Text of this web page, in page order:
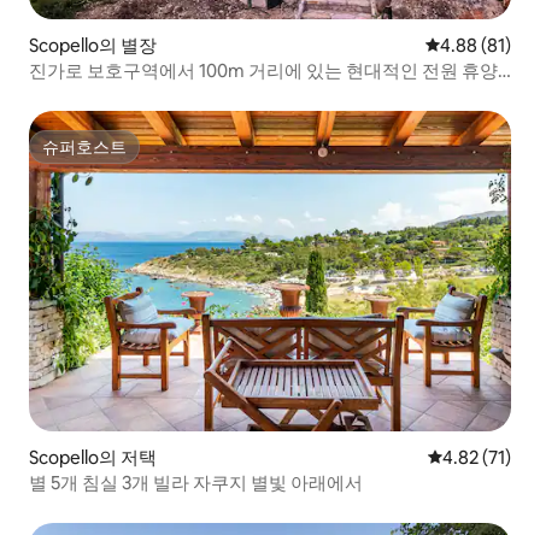
Scopello의 별장 평점 4.88점(5
4.88 (81)
진가로 보호구역에서 100m 거리에 있는 현대적인 전원 휴양
슈퍼호스트
슈퍼호스트
Scopello의 저택 평점 4.82점
4.82 (71)
별 5개 침실 3개 빌라 자쿠지 별빛 아래에서